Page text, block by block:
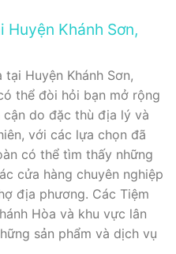
Huyện Khánh Sơn,
Huyện Khánh Sơn,
thể đòi hỏi bạn mở rộng
cận do đặc thù địa lý và
với các lựa chọn đã
có thể tìm thấy những
cửa hàng chuyên nghiệp
địa phương. Các Tiệm
Hòa và khu vực lân
sản phẩm và dịch vụ